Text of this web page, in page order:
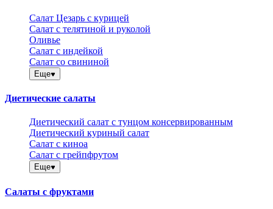
Салат Цезарь с курицей
Салат с телятиной и руколой
Оливье
Салат с индейкой
Салат со свининой
Еще
Диетические салаты
Диетический салат с тунцом консервированным
Диетический куриный салат
Салат с киноа
Салат с грейпфрутом
Еще
Салаты с фруктами